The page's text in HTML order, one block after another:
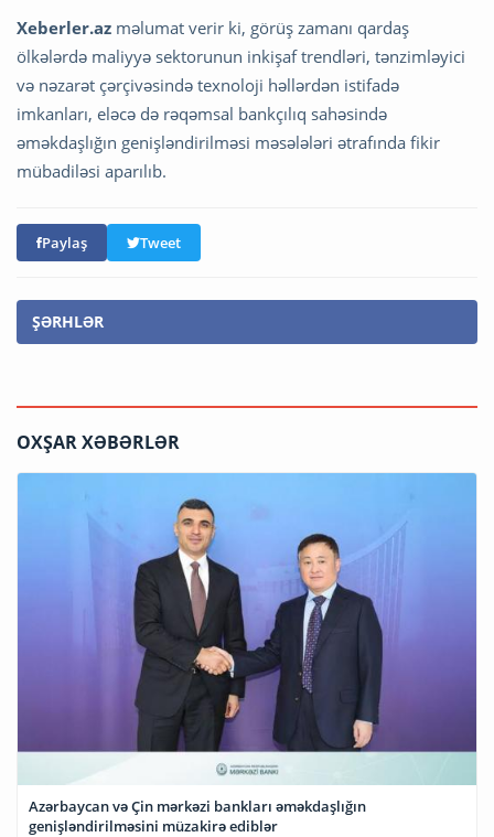
Xeberler.az məlumat verir ki, görüş zamanı qardaş
ölkələrdə maliyyə sektorunun inkişaf trendləri, tənzimləyici
və nəzarət çərçivəsində texnoloji həllərdən istifadə
imkanları, eləcə də rəqəmsal bankçılıq sahəsində
əməkdaşlığın genişləndirilməsi məsələləri ətrafında fikir
mübadiləsi aparılıb.
Paylaş Tweet
ŞƏRHLƏR
OXŞAR XƏBƏRLƏR
Azərbaycan və Çin mərkəzi bankları əməkdaşlığın
genişləndirilməsini müzakirə ediblər